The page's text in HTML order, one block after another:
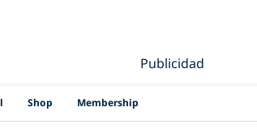
Publicidad
Shop Membership